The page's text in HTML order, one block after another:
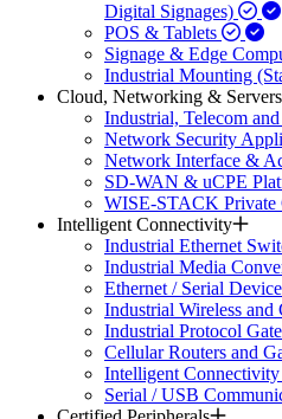
Digital Signages)
POS & Tablets
Signage & Edge
Industrial Mounting
Cloud, Networking & Servers
Industrial, Telecom
Network Security
Network Interface &
SD-WAN & uCPE
WISE-STACK Private
Intelligent Connectivity
Industrial Ethernet
Industrial Media
Ethernet / Serial
Industrial Wireless and
Industrial Protocol
Cellular Routers and
Intelligent
Serial / USB